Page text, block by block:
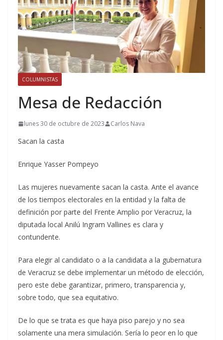
COLUMNISTAS
Mesa de Redacción
lunes 30 de octubre de 2023 Carlos Nava
Sacan la casta
Enrique Yasser Pompeyo
Las mujeres nuevamente sacan la casta. Ante el avance
de los tiempos electorales en la entidad y la falta de
definición por parte del Frente Amplio por Veracruz, la
diputada local Anilú Ingram Vallines es clara y
contundente.
Para elegir al candidato o a la candidata a la gubernatura
de Veracruz se debe implementar un método de elección,
pero este debe garantizar, primero, transparencia y,
sobre todo, que sea equitativo.
De lo que se trata es que haya piso parejo y no sea
solamente una mera simulación. Sería lo peor en lo que